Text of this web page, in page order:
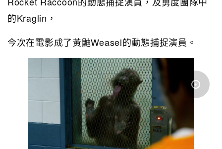
的Kraglin，
今次在電影成了黃鼬Weasel的動態捕捉演員。